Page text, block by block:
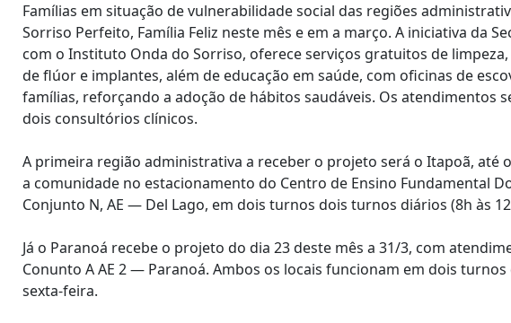
Famílias em situação de vulnerabilidade social das regiões
Sorriso Perfeito, Família Feliz neste mês e em a março. A iniciativa da
com o Instituto Onda do Sorriso, oferece serviços gratuitos de
de flúor e implantes, além de educação em saúde, com oficinas de
famílias, reforçando a adoção de hábitos saudáveis. Os atendimentos
dois consultórios clínicos.
A primeira região administrativa a receber o projeto será o Itapoã, até
a comunidade no estacionamento do Centro de Ensino Fundamental
Conjunto N, AE — Del Lago, em dois turnos dois turnos diários (8h às
Já o Paranoá recebe o projeto do dia 23 deste mês a 31/3, com
Conunto A AE 2 — Paranoá. Ambos os locais funcionam em dois turnos
sexta-feira.